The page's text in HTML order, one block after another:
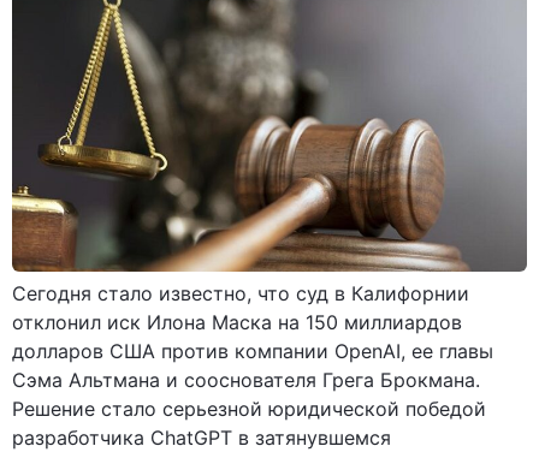
Сегодня стало известно, что суд в Калифорнии
отклонил иск Илона Маска на 150 миллиардов
долларов США против компании OpenAI, ее главы
Сэма Альтмана и сооснователя Грега Брокмана.
Решение стало серьезной юридической победой
разработчика ChatGPT в затянувшемся